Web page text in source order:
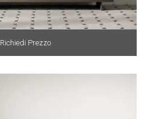
Richiedi Prezzo